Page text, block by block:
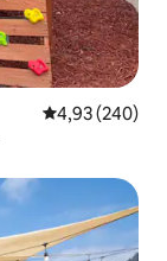
Просечна
4,93 (240)